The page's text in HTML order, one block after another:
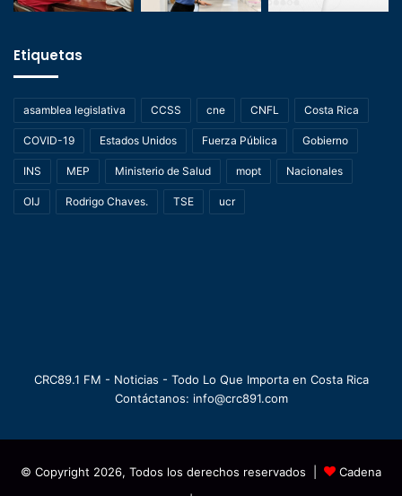
Etiquetas
asamblea legislativa CCSS cne CNFL Costa Rica
COVID-19 Estados Unidos Fuerza Pública Gobierno
INS MEP Ministerio de Salud mopt Nacionales
OIJ Rodrigo Chaves. TSE ucr
CRC89.1 FM - Noticias - Todo Lo Que Importa en Costa Rica
Contáctanos: info@crc891.com
© Copyright 2026, Todos los derechos reservados |
Cadena